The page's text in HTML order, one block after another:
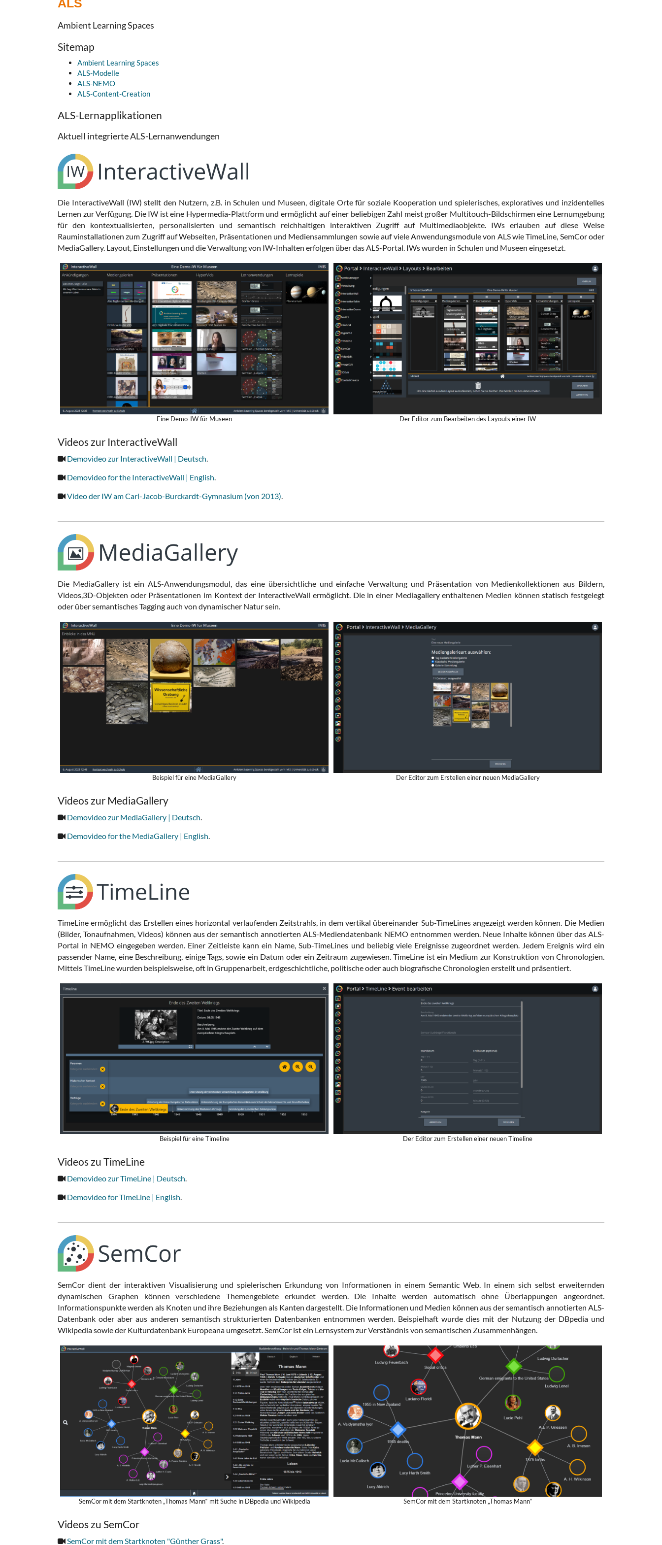
ALS
Ambient Learning Spaces
Sitemap
Ambient Learning Spaces
ALS-Modelle
ALS-NEMO
ALS-Content-Creation
ALS-Lernapplikationen
Aktuell integrierte ALS-Lernanwendungen
Die InteractiveWall (IW) stellt den Nutzern, z.B. in Schulen und Museen, digitale Orte für soziale Kooperation und spielerisches, exploratives und inzidentelles
Lernen zur Verfügung. Die IW ist eine Hypermedia-Plattform und ermöglicht auf einer beliebigen Zahl meist großer Multitouch-Bildschirmen eine Lernumgebung
für den kontextualisierten, personalisierten und semantisch reichhaltigen interaktiven Zugriff auf Multimediaobjekte. IWs erlauben auf diese Weise
Rauminstallationen zum Zugriff auf Webseiten, Präsentationen und Mediensammlungen sowie auf viele Anwendungsmodule von ALS wie TimeLine, SemCor oder
MediaGallery. Layout, Einstellungen und die Verwaltung von IW-Inhalten erfolgen über das ALS-Portal. IWs wurden in Schulen und Museen eingesetzt.
Eine Demo-IW für Museen Der Editor zum Bearbeiten des Layouts einer IW
Videos zur InteractiveWall
Demovideo zur InteractiveWall | Deutsch.
Demovideo for the InteractiveWall | English.
Video der IW am Carl-Jacob-Burckardt-Gymnasium (von 2013).
Die MediaGallery ist ein ALS-Anwendungsmodul, das eine übersichtliche und einfache Verwaltung und Präsentation von Medienkollektionen aus Bildern,
Videos,3D-Objekten oder Präsentationen im Kontext der InteractiveWall ermöglicht. Die in einer Mediagallery enthaltenen Medien können statisch festgelegt
oder über semantisches Tagging auch von dynamischer Natur sein.
Beispiel für eine MediaGallery Der Editor zum Erstellen einer neuen MediaGallery
Videos zur MediaGallery
Demovideo zur MediaGallery | Deutsch
Demovideo for the MediaGallery | English
TimeLine ermöglicht das Erstellen eines horizontal verlaufenden Zeitstrahls, in dem vertikal übereinander Sub-TimeLines angezeigt werden können. Die Medien
(Bilder, Tonaufnahmen, Videos) können aus der semantisch annotierten ALS-Mediendatenbank NEMO entnommen werden. Neue Inhalte können über das ALS-
Portal in NEMO eingegeben werden. Einer Zeitleiste kann ein Name, Sub-TimeLines und beliebig viele Ereignisse zugeordnet werden. Jedem Ereignis wird ein
passender Name, eine Beschreibung, einige Tags, sowie ein Datum oder ein Zeitraum zugewiesen. TimeLine ist ein Medium zur Konstruktion von Chronologien.
Mittels TimeLine wurden beispielsweise, oft in Gruppenarbeit, erdgeschichtliche, politische oder auch biografische Chronologien erstellt und präsentiert.
Beispiel für eine Timeline Der Editor zum Erstellen einer neuen Timeline
Videos zu TimeLine
Demovideo zur TimeLine | Deutsch.
Demovideo for TimeLine | English.
SemCor dient der interaktiven Visualisierung und spielerischen Erkundung von Informationen in einem Semantic Web. In einem sich selbst erweiternden
dynamischen Graphen können verschiedene Themengebiete erkundet werden. Die Inhalte werden automatisch ohne Überlappungen angeordnet.
Informationspunkte werden als Knoten und ihre Beziehungen als Kanten dargestellt. Die Informationen und Medien können aus der semantisch annotierten ALS-
Datenbank oder aber aus anderen semantisch strukturierten Datenbanken entnommen werden. Beispielhaft wurde dies mit der Nutzung der DBpedia und
Wikipedia sowie der Kulturdatenbank Europeana umgesetzt. SemCor ist ein Lernsystem zur Verständnis von semantischen Zusammenhängen.
SemCor mit dem Startknoten „Thomas Mann“ mit Suche in DBpedia und Wikipedia SemCor mit dem Startknoten „Thomas Mann“
Videos zu SemCor
SemCor mit dem Startknoten "Günther Grass".